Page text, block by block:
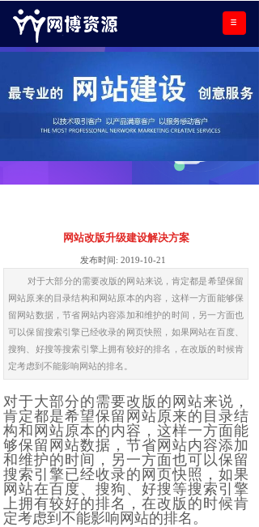
网站改版升级建设解决方案
发布时间: 2019-10-21
对于大部分的需要改版的网站来说，肯定都是希望保留
网站原来的目录结构和网站原本的内容，这样一方面能够保
留网站数据，节省网站内容添加和维护的时间，另一方面也
可以保留搜索引擎已经收录的网页快照，如果网站在百度、
搜狗、好搜等搜索引擎上拥有较好的排名，在改版的时候肯
定考虑到不能影响网站的排名。
对于大部分的需要改版的网站来说，
肯定都是希望保留网站原来的目录结
构和网站原本的内容，这样一方面能
够保留网站数据，节省网站内容添加
和维护的时间，另一方面也可以保留
搜索引擎已经收录的网页快照，如果
网站在百度、搜狗、好搜等搜索引擎
上拥有较好的排名，在改版的时候肯
定考虑到不能影响网站的排名。